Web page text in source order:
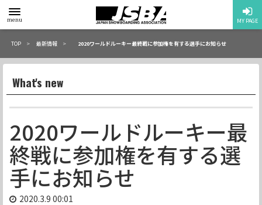
toggle
menu
menu MY PAGE
TOP 最新情報 2020ワールドルーキー最終戦に参加権を有する選手にお知らせ
What's new
2020ワールドルーキー最
終戦に参加権を有する選
手にお知らせ
2020.3.9 00:01